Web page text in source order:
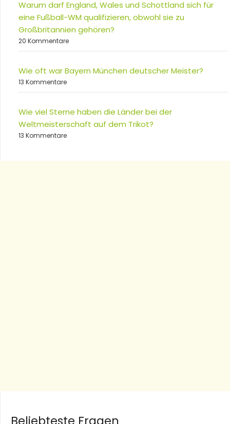
Warum darf England, Wales und Schottland sich für
eine Fußball-WM qualifizieren, obwohl sie zu
Großbritannien gehören?
20 Kommentare
Wie oft war Bayern München deutscher Meister?
13 Kommentare
Wie viel Sterne haben die Länder bei der
Weltmeisterschaft auf dem Trikot?
13 Kommentare